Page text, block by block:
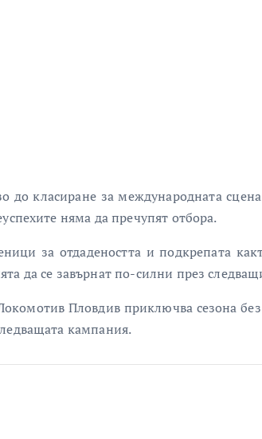
класиране за международната
няма да пречупят отбора.
за отдадеността и подкрепата
да се завърнат по-силни през
Пловдив приключва сезона
кампания.